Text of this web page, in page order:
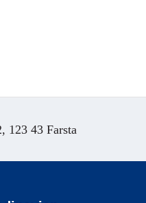
123 43 Farsta